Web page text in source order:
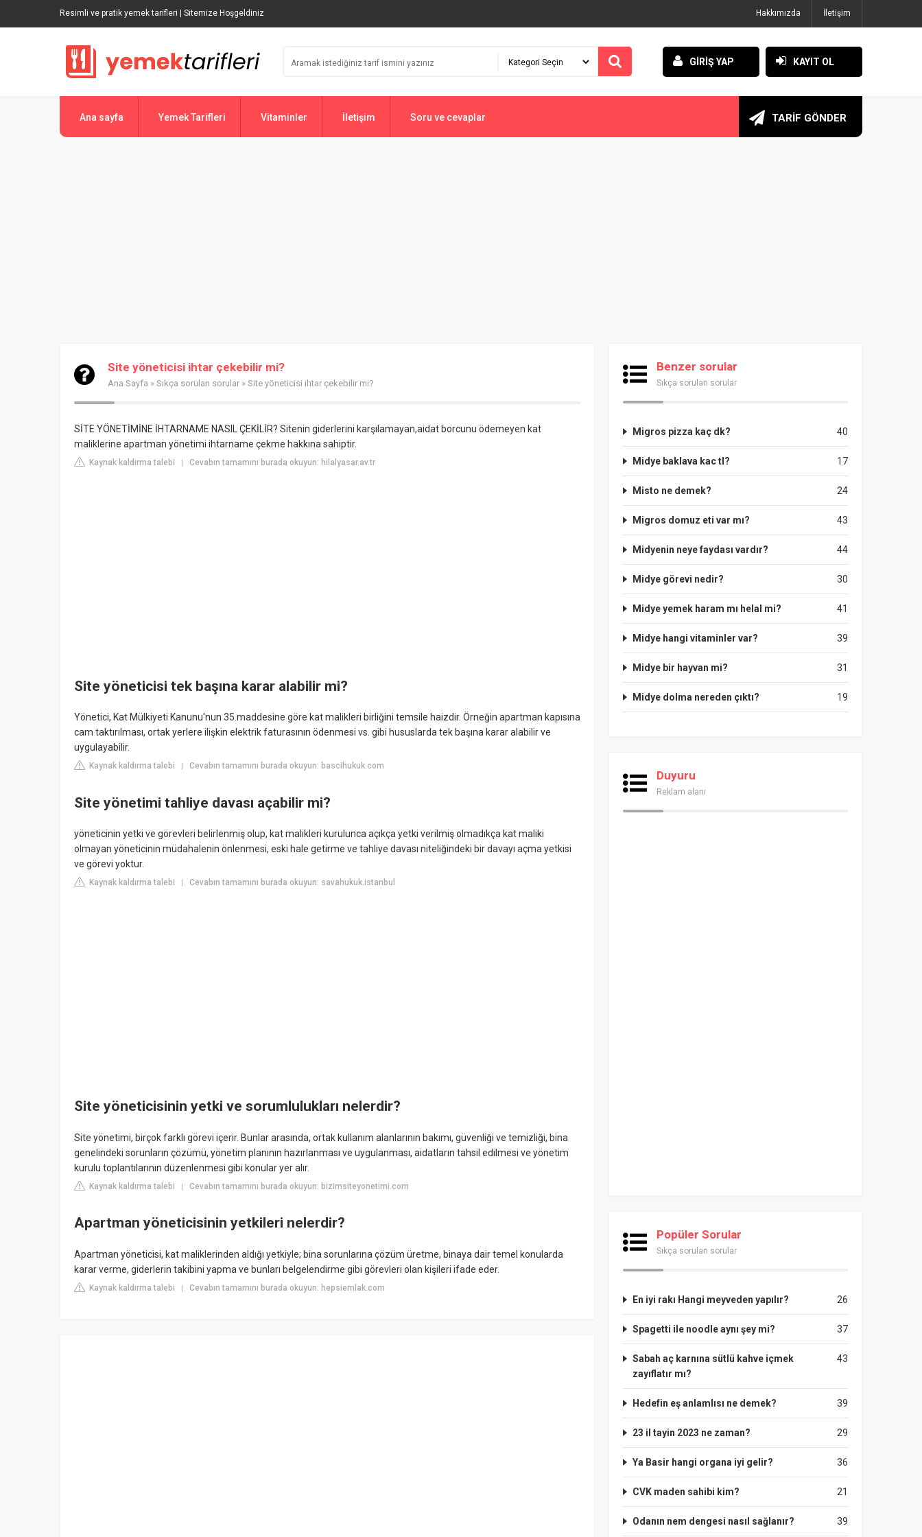
Resimli ve pratik yemek tarifleri | Sitemize Hoşgeldiniz Hakkımızda İletişim
GİRİŞ YAP KAYIT OL
Ana sayfa Yemek Tarifleri Vitaminler İletişim Soru ve cevaplar TARİF GÖNDER
Site yöneticisi ihtar çekebilir mi?
Ana Sayfa » Sıkça sorulan sorular » Site yöneticisi ihtar çekebilir mi?
SİTE YÖNETİMİNE İHTARNAME NASIL ÇEKİLİR? Sitenin giderlerini karşılamayan,aidat borcunu ödemeyen kat
maliklerine apartman yönetimi ihtarname çekme hakkına sahiptir.
Kaynak kaldırma talebi | Cevabın tamamını burada okuyun: hilalyasar.av.tr
Site yöneticisi tek başına karar alabilir mi?
Yönetici, Kat Mülkiyeti Kanunu'nun 35.maddesine göre kat malikleri birliğini temsile haizdir. Örneğin apartman kapısına
cam taktırılması, ortak yerlere ilişkin elektrik faturasının ödenmesi vs. gibi hususlarda tek başına karar alabilir ve
uygulayabilir.
Kaynak kaldırma talebi Cevabın tamamını burada okuyun: bascihukuk.com
Site yönetimi tahliye davası açabilir mi?
yöneticinin yetki ve görevleri belirlenmiş olup, kat malikleri kurulunca açıkça yetki verilmiş olmadıkça kat maliki
olmayan yöneticinin müdahalenin önlenmesi, eski hale getirme ve tahliye davası niteliğindeki bir davayı açma yetkisi
ve görevi yoktur.
Kaynak kaldırma talebi Cevabın tamamını burada okuyun: savahukuk.istanbul
Site yöneticisinin yetki ve sorumlulukları nelerdir?
Site yönetimi, birçok farklı görevi içerir. Bunlar arasında, ortak kullanım alanlarının bakımı, güvenliği ve temizliği, bina
genelindeki sorunların çözümü, yönetim planının hazırlanması ve uygulanması, aidatların tahsil edilmesi ve yönetim
kurulu toplantılarının düzenlenmesi gibi konular yer alır.
Kaynak kaldırma talebi | Cevabın tamamını burada okuyun: bizimsiteyonetimi.com
Apartman yöneticisinin yetkileri nelerdir?
Apartman yöneticisi, kat maliklerinden aldığı yetkiyle; bina sorunlarına çözüm üretme, binaya dair temel konularda
karar verme, giderlerin takibini yapma ve bunları belgelendirme gibi görevleri olan kişileri ifade eder.
Kaynak kaldırma talebi | Cevabın tamamını burada okuyun: hepsiemlak.com
Benzer sorular
Sıkça sorulan sorular
40
Migros pizza kaç dk?
17
Midye baklava kac tl?
24
Misto ne demek?
43
Migros domuz eti var mı?
44
Midyenin neye faydası vardır?
30
Midye görevi nedir?
41
Midye yemek haram mı helal mi?
39
Midye hangi vitaminler var?
31
Midye bir hayvan mi?
19
Midye dolma nereden çıktı?
Duyuru
Reklam alanı
Popüler Sorular
Sıkça sorulan sorular
26
En iyi rakı Hangi meyveden yapılır?
37
Spagetti ile noodle aynı şey mi?
43
Sabah aç karnına sütlü kahve içmek
zayıflatır mı?
39
Hedefin eş anlamlısı ne demek?
29
23 il tayin 2023 ne zaman?
36
Ya Basir hangi organa iyi gelir?
21
CVK maden sahibi kim?
39
Odanın nem dengesi nasıl sağlanır?